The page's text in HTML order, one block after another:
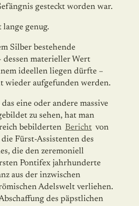
gesteckt worden war.
genug.
Silber bestehende
dessen materieller Wert
ideellen liegen dürfte –
wieder aufgefunden werden.
eine oder andere massive
zu sehen, hat man
bebilderten Bericht von
Fürst-Assistenten des
die den zeremoniell
Pontifex jahrhunderte
aus der inzwischen
Adelswelt verliehen.
des päpstlichen